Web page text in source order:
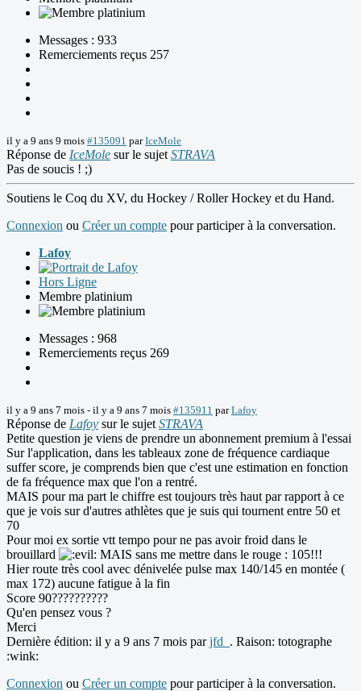
Messages : 933
Remerciements reçus 257
il y a 9 ans 9 mois #135091 parIceMole
Réponse de IceMole sur le sujet STRAVA
Pas de soucis ! ;)
Soutiens le Coq du XV, du Hockey / Roller Hockey et du Hand.
Connexion ou Créer un compte pour participer à la conversation.
Lafoy
Hors Ligne
Membre platinium
Messages : 968
Remerciements reçus 269
il y a 9 ans 7 mois - il y a 9 ans 7 mois #135911 parLafoy
Réponse de Lafoy sur le sujet STRAVA
Petite question je viens de prendre un abonnement premium à l'essai
Sur l'application, dans les tableaux zone de fréquence cardiaque
suffer score, je comprends bien que c'est une estimation en fonction
de fa fréquence max que l'on a rentré.
MAIS pour ma part le chiffre est toujours très haut par rapport à ce
que je vois sur d'autres athlètes que je suis qui tournent entre 50 et
70
Pour moi ex sortie vtt tempo pour ne pas avoir froid dans le
brouillard
MAIS sans me mettre dans le rouge : 105!!!
Hier route très cool avec dénivelée pulse max 140/145 en montée (
max 172) aucune fatigue à la fin
Score 90??????????
Qu'en pensez vous ?
Merci
Dernière édition: il y a 9 ans 7 mois parjfd_ . Raison: totographe
:wink:
Connexion ou Créer un compte pour participer à la conversation.